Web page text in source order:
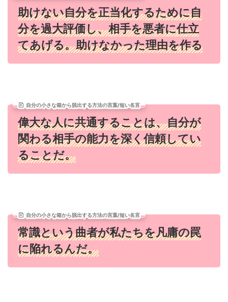
助けない自分を正当化するために自
分を過大評価し、相手を悪者に仕立
てあげる。助けなかった理由を作る
自分の小さな箱から脱出する方法の言葉/短い名言
偉大な人に共通することは、自分が
関わる相手の能力を深く信頼してい
ることだ。
自分の小さな箱から脱出する方法の言葉/短い名言
常識という曲者が私たちを凡庸の罠
に陥れるんだ。